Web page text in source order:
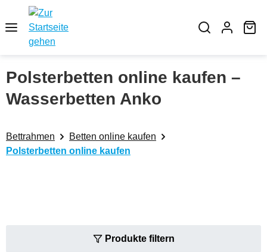
Zum Hauptinhalt springen
Polsterbetten online kaufen –
Wasserbetten Anko
Bettrahmen
Betten online kaufen
Polsterbetten online kaufen
Produkte filtern